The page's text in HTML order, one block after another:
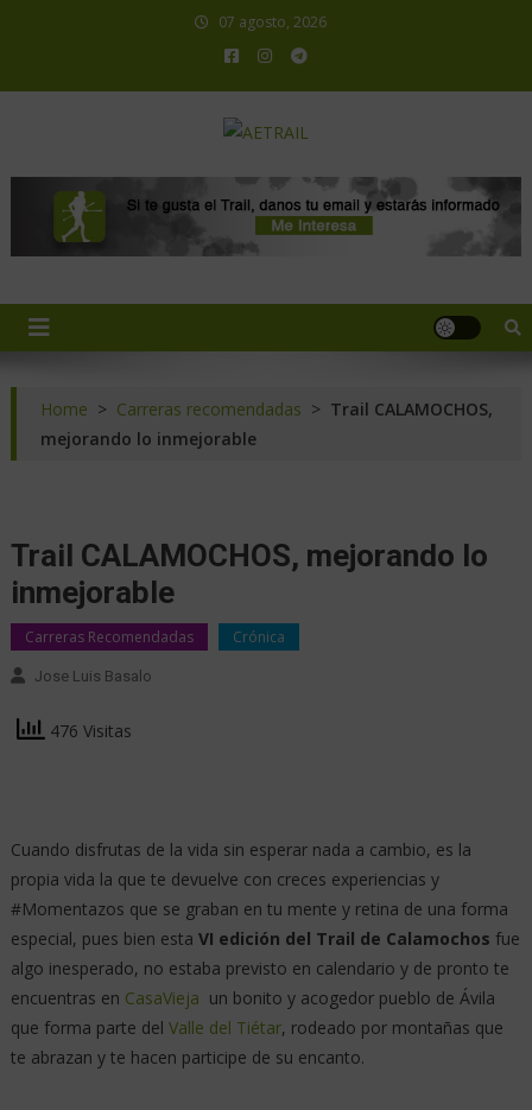
07 agosto, 2026
Home > Carreras recomendadas > Trail CALAMOCHOS,
mejorando lo inmejorable
Trail CALAMOCHOS, mejorando lo
inmejorable
Carreras Recomendadas Crónica
Jose Luis Basalo
476 Visitas
Cuando disfrutas de la vida sin esperar nada a cambio, es la
propia vida la que te devuelve con creces experiencias y
#Momentazos que se graban en tu mente y retina de una forma
especial, pues bien esta VI edición del Trail de Calamochos fue
algo inesperado, no estaba previsto en calendario y de pronto te
encuentras en CasaVieja un bonito y acogedor pueblo de Ávila
que forma parte del Valle del Tiétar, rodeado por montañas que
te abrazan y te hacen participe de su encanto.